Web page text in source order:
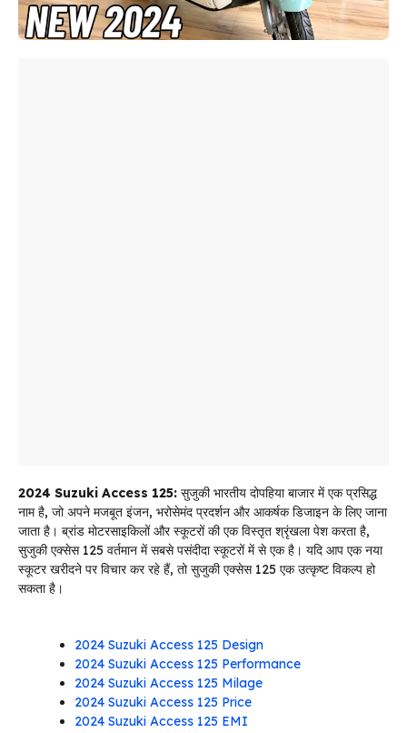
2024 Suzuki Access 125: सुजुकी भारतीय दोपहिया बाजार में एक प्रसिद्ध
नाम है, जो अपने मजबूत इंजन, भरोसेमंद प्रदर्शन और आकर्षक डिजाइन के लिए जाना
जाता है। ब्रांड मोटरसाइकिलों और स्कूटरों की एक विस्तृत श्रृंखला पेश करता है,
सुजुकी एक्सेस 125 वर्तमान में सबसे पसंदीदा स्कूटरों में से एक है। यदि आप एक नया
स्कूटर खरीदने पर विचार कर रहे हैं, तो सुजुकी एक्सेस 125 एक उत्कृष्ट विकल्प हो
सकता है।
2024 Suzuki Access 125 Design
2024 Suzuki Access 125 Performance
2024 Suzuki Access 125 Milage
2024 Suzuki Access 125 Price
2024 Suzuki Access 125 EMI